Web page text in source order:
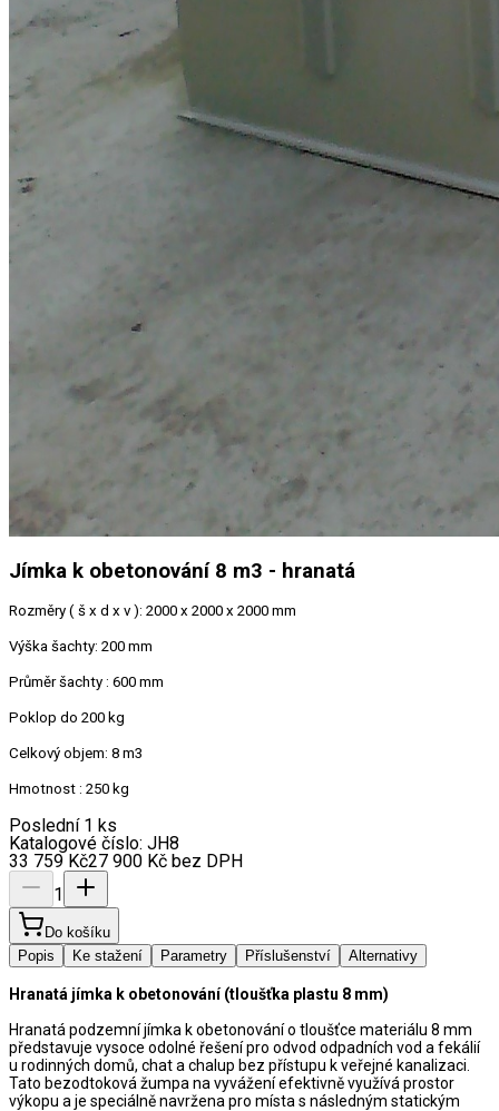
Jímka k obetonování 8 m3 - hranatá
Rozměry ( š x d x v ): 2000 x 2000 x 2000 mm
Výška šachty: 200 mm
Průměr šachty : 600 mm
Poklop do 200 kg
Celkový objem: 8 m3
Hmotnost : 250 kg
Poslední 1 ks
Katalogové číslo: JH8
33 759 Kč27 900 Kč bez DPH
1
Do košíku
Popis
Ke stažení Parametry Příslušenství Alternativy
Hranatá jímka k obetonování (tloušťka plastu 8 mm)
Hranatá podzemní jímka k obetonování o tloušťce materiálu 8 mm
představuje vysoce odolné řešení pro odvod odpadních vod a fekálií
u rodinných domů, chat a chalup bez přístupu k veřejné kanalizaci.
Tato bezodtoková žumpa na vyvážení efektivně využívá prostor
výkopu a je speciálně navržena pro místa s následným statickým